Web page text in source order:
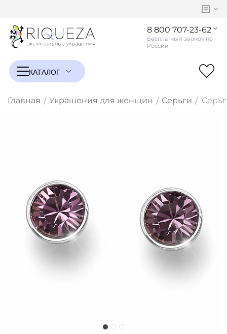
8 800 707-23-62
Главная / Украшения для женщин / Серьги /